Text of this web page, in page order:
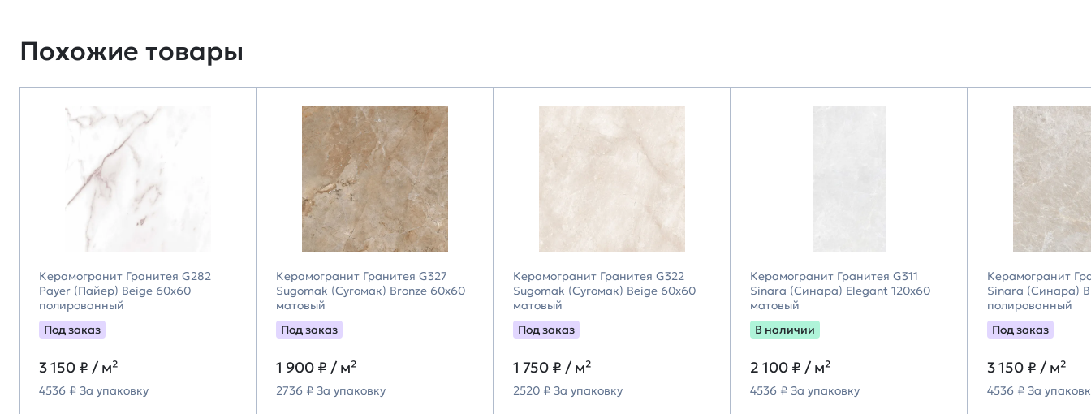
Похожие товары
Керамогранит Гранитея G282
Payer (Пайер) Beige 60х60
полированный
Под заказ
3 150 ₽ / м²
4536 ₽ За упаковку
Керамогранит Гранитея G327
Sugomak (Сугомак) Bronze 60х60
матовый
Под заказ
1 900 ₽ / м²
2736 ₽ За упаковку
Керамогранит Гранитея G322
Sugomak (Сугомак) Beige 60х60
матовый
Под заказ
1 750 ₽ / м²
2520 ₽ За упаковку
Керамогранит Гранитея G311
Sinara (Синара) Elegant 120х60
матовый
В наличии
2 100 ₽ / м²
4536 ₽ За упаковку
Керамогранит
Sinara (Синара)
полированный
Под заказ
3 150 ₽ / м²
4536 ₽ За